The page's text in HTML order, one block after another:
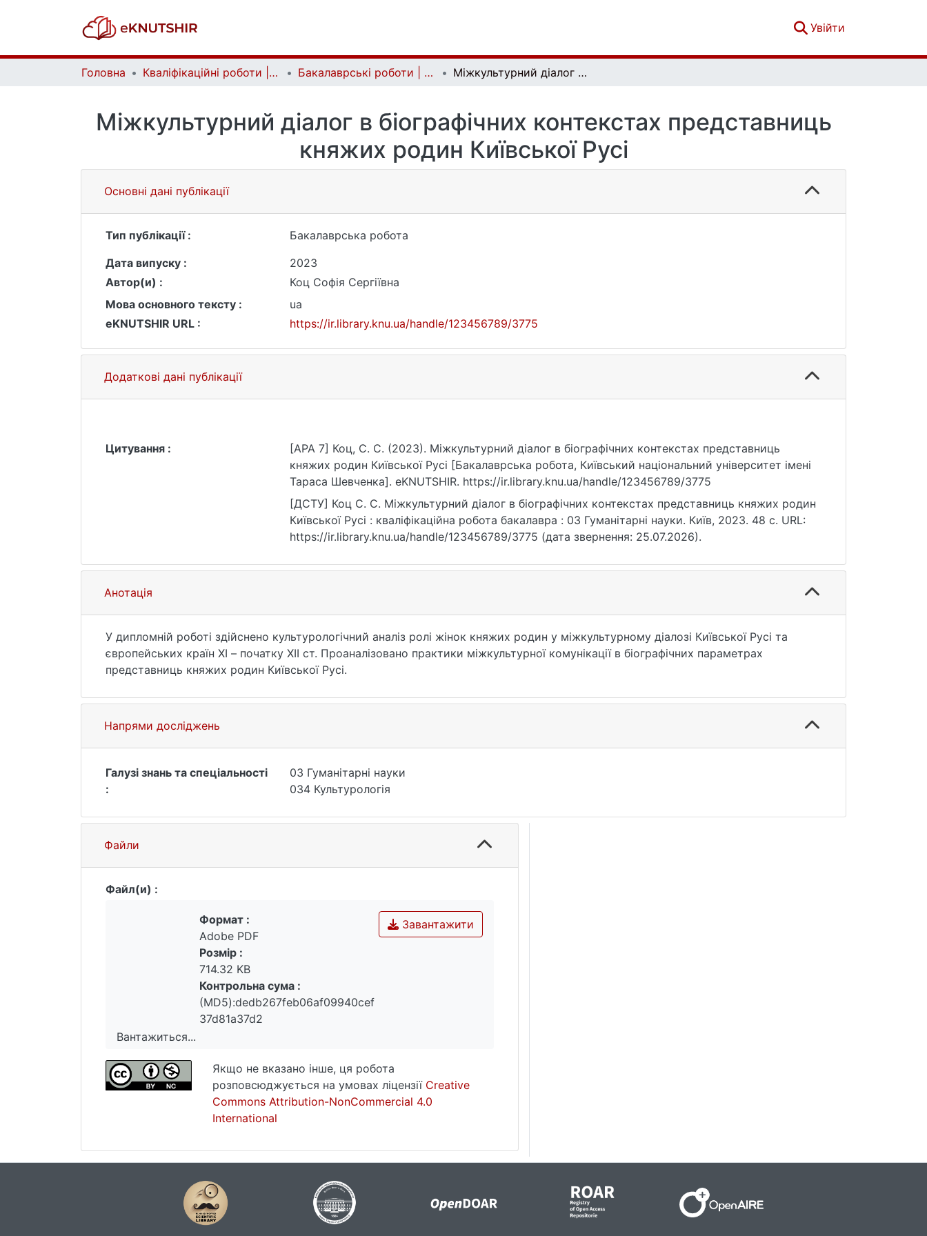
Увійти
Головна Кваліфікаційні роботи | Qualifying works Бакалаврські роботи | Bachelor theses Міжкультурний діалог в біографічних контекстах представниць княжих родин Київської Русі
Міжкультурний діалог в біографічних контекстах представниць
княжих родин Київської Русі
Основні дані публікації
Тип публікації :
Бакалаврська робота
Дата випуску :
2023
Автор(и) :
Коц Софія Сергіївна
Мова основного тексту :
ua
eKNUTSHIR URL :
https://ir.library.knu.ua/handle/123456789/3775
Додаткові дані публікації
Цитування :
[APA 7] Коц, С. С. (2023). Міжкультурний діалог в біографічних контекстах представниць
княжих родин Київської Русі [Бакалаврська робота, Київський національний університет імені
Тараса Шевченка]. eKNUTSHIR. https://ir.library.knu.ua/handle/123456789/3775
[ДСТУ] Коц С. С. Міжкультурний діалог в біографічних контекстах представниць княжих родин
Київської Русі : кваліфікаційна робота бакалавра : 03 Гуманітарні науки. Київ, 2023. 48 с. URL:
https://ir.library.knu.ua/handle/123456789/3775 (дата звернення: 25.07.2026).
Анотація
У дипломній роботі здійснено культурологічний аналіз ролі жінок княжих родин у міжкультурному діалозі Київської Русі та
європейських країн ХІ – початку ХІІ ст. Проаналізовано практики міжкультурної комунікації в біографічних параметрах
представниць княжих родин Київської Русі.
Напрями досліджень
Галузі знань та спеціальності
:
03 Гуманітарні науки
034 Культурологія
Файли
Файл(и) :
Вантажиться...
Вантажиться...
Завантажити
Формат :
Adobe PDF
Розмір :
714.32 KB
Контрольна сума :
(MD5):dedb267feb06af09940cef
37d81a37d2
Якщо не вказано інше, ця робота
розповсюджується на умовах ліцензії Creative
Commons Attribution-NonCommercial 4.0
International